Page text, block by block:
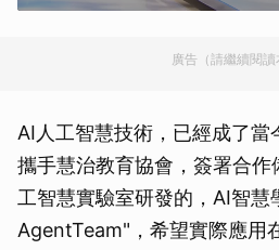
廣告（請繼續閱讀
AI人工智慧技術，已經成了當
攜手慧治教育協會，簽署合作
工智慧實驗室研發的，AI智慧
AgentTeam"，希望實際應用